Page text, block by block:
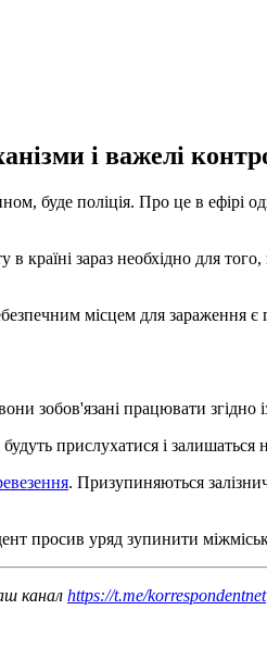
і важелі
буде поліція. Про це в ефірі
зараз необхідно для
місцем для зараження
зобов'язані працювати згідно
прислухатися і залишаться
. Призупиняються
просив уряд зупинити
канал https://t.me/korrespondentnet